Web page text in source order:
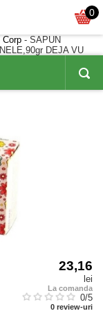
0
Corp - SAPUN
DEJA VU
23,16
lei
La comanda
0/5
0 review-uri